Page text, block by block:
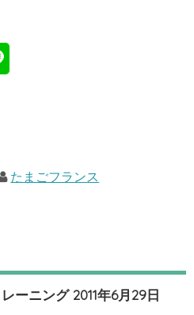
たまごフランス
ーニング 2011年6月29日